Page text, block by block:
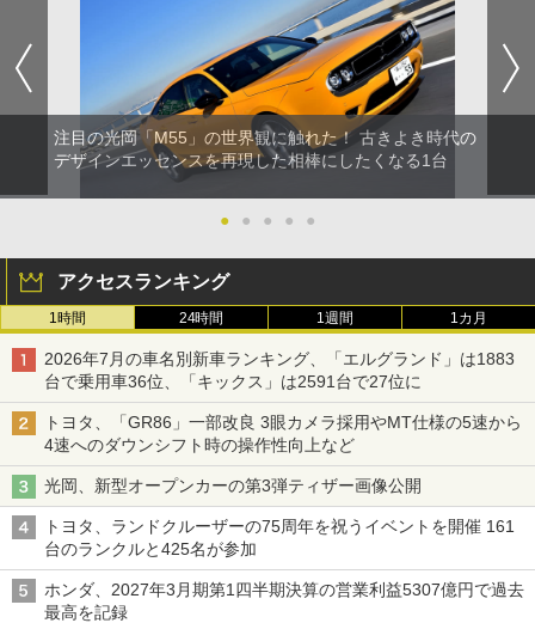
注目の光岡「M55」の世界観に触れた！ 古きよき時代の
デザインエッセンスを再現した相棒にしたくなる1台
● ● ● ● ●
アクセスランキング
1時間 24時間 1週間 1カ月
2026年7月の車名別新車ランキング、「エルグランド」は1883
台で乗用車36位、「キックス」は2591台で27位に
トヨタ、「GR86」一部改良 3眼カメラ採用やMT仕様の5速から
4速へのダウンシフト時の操作性向上など
光岡、新型オープンカーの第3弾ティザー画像公開
トヨタ、ランドクルーザーの75周年を祝うイベントを開催 161
台のランクルと425名が参加
ホンダ、2027年3月期第1四半期決算の営業利益5307億円で過去
最高を記録